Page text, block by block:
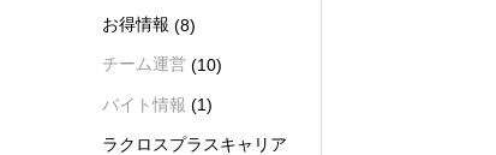
お得情報 (8)
チーム運営 (10)
バイト情報 (1)
ラクロスプラスキャリア